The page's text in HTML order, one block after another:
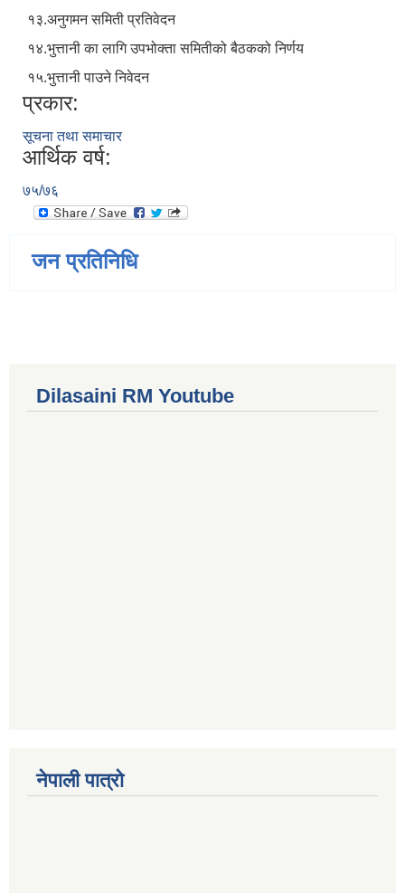
१३.अनुगमन समिती प्रतिवेदन
१४.भुत्तानी का लागि उपभोक्ता समितीको बैठकको निर्णय
१५.भुत्तानी पाउने निवेदन
प्रकार:
सूचना तथा समाचार
आर्थिक वर्ष:
७५/७६
जन प्रतिनिधि
Dilasaini RM Youtube
नेपाली पात्रो